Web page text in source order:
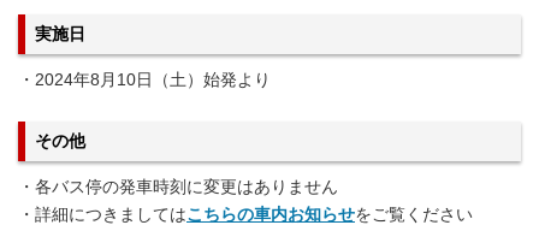
実施日
・2024年8月10日（土）始発より
その他
・各バス停の発車時刻に変更はありません
・詳細につきましてはこちらの車内お知らせをご覧ください